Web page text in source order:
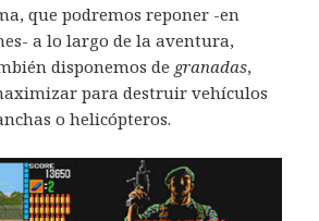
que podremos reponer -en
a lo largo de la aventura,
disponemos de granadas,
para destruir vehículos
o helicópteros.